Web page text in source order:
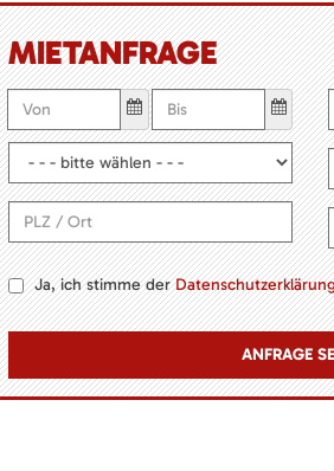
MIETANFRAGE
Ja, ich stimme der